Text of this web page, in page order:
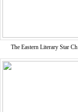
The Eastern Literary Star Ch